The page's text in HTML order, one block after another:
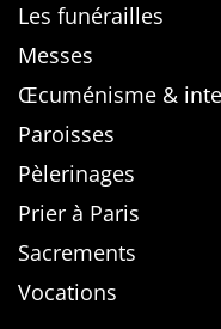
Les funérailles
Messes
Œcuménisme &
Paroisses
Pèlerinages
Prier à Paris
Sacrements
Vocations